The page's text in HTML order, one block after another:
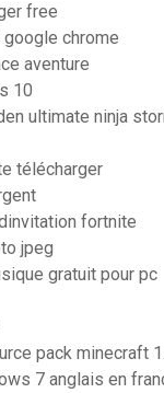
free
chrome
aventure
10
ultimate ninja
télécharger
fortnite
jpeg
gratuit pour pc
pack minecraft
7 anglais en